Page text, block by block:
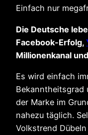
Einfach nur
Die Deutsche
Facebook-Erfolg,
Millionenkanal
Es wird einfach
Bekanntheitsgrad
der Marke im
nahezu täglich.
Volkstrend